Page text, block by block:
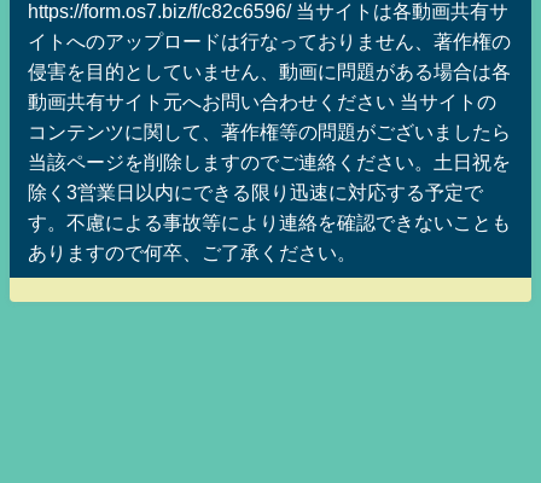
https://form.os7.biz/f/c82c6596/ 当サイトは各動画共有サ
イトへのアップロードは行なっておりません、著作権の
侵害を目的としていません、動画に問題がある場合は各
動画共有サイト元へお問い合わせください 当サイトの
コンテンツに関して、著作権等の問題がございましたら
当該ページを削除しますのでご連絡ください。土日祝を
除く3営業日以内にできる限り迅速に対応する予定で
す。不慮による事故等により連絡を確認できないことも
ありますので何卒、ご了承ください。